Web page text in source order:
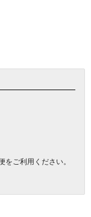
ご利用ください。